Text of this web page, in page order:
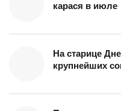
карася в июле
На старице
крупнейших